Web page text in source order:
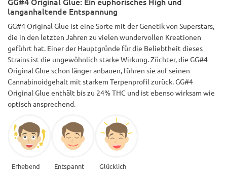
langanhaltende Entspannung
GG#4 Original Glue ist eine Sorte mit der Genetik von Superstars,
die in den letzten Jahren zu vielen wundervollen Kreationen
geführt hat. Einer der Hauptgründe für die Beliebtheit dieses
Strains ist die ungewöhnlich starke Wirkung. Züchter, die GG#4
Original Glue schon länger anbauen, führen sie auf seinen
Cannabinoidgehalt mit starkem Terpenprofil zurück. GG#4
Original Glue enthält bis zu 24% THC und ist ebenso wirksam wie
optisch ansprechend.
Erhebend Entspannt Glücklich